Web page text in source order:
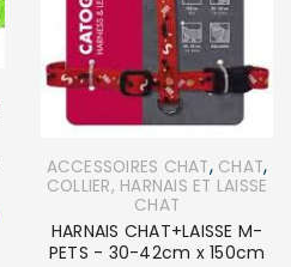
ACCESSOIRES CHAT, CHAT,
COLLIER, HARNAIS ET LAISSE
CHAT
HARNAIS CHAT+LAISSE M-
PETS - 30-42cm x 150cm